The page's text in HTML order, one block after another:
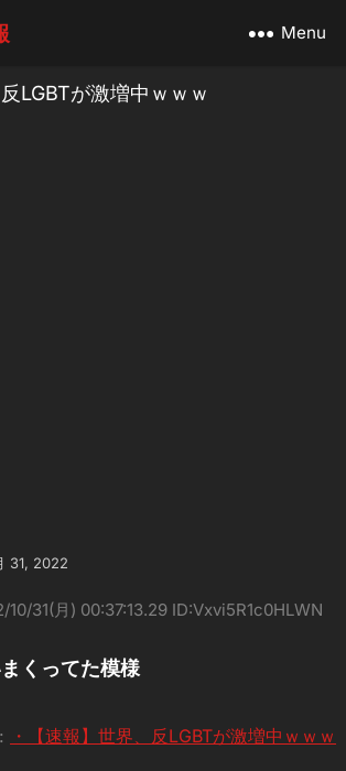
Menu
LGBTが激増中ｗｗｗ
31, 2022
10/31(月) 00:37:13.29 ID:Vxvi5R1c0HLWN
くってた模様
・【速報】世界、反LGBTが激増中ｗｗｗ